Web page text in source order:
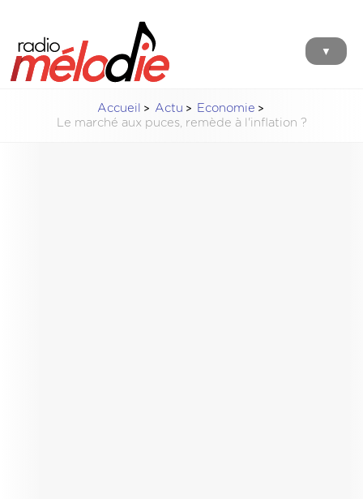
▼
Accueil Actu
Economie
Le marché aux puces, remède à l'inflation ?